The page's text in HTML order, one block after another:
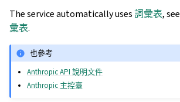
The service automatically uses詞彙表, see
彙表.
也參考
Anthropic API 說明文件
Anthropic 主控臺